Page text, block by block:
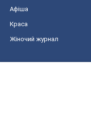
Афіша
Краса
Жіночий журнал